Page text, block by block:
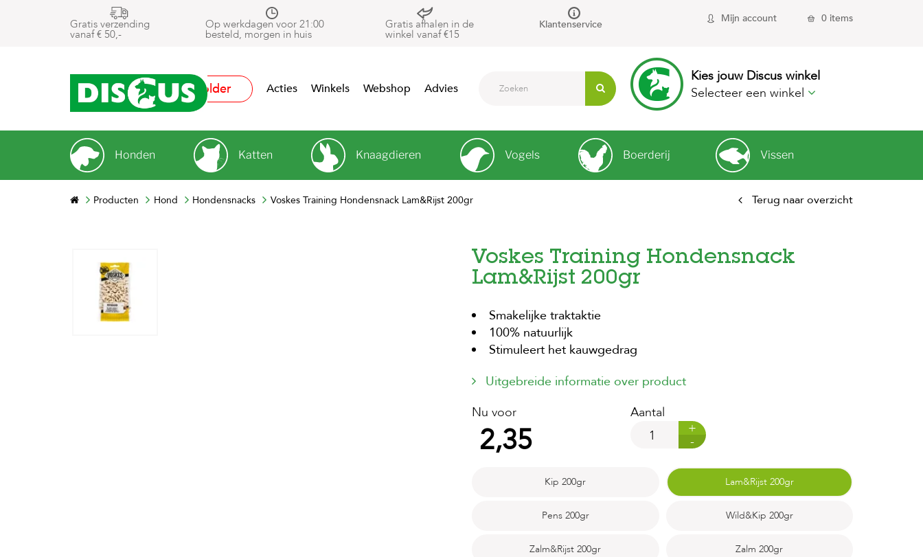
Gratis verzending
vanaf € 50,-
Op werkdagen voor 21:00
besteld, morgen in huis
Gratis afhalen in de
winkel vanaf €15
Klantenservice
Mijn account 0 items
Folder Acties Winkels Webshop Advies
Kies jouw Discus winkel
Selecteer een winkel
Honden Katten Knaagdieren Vogels Boerderij Vissen
Producten Hond Hondensnacks Voskes Training Hondensnack Lam&Rijst 200gr Terug naar overzicht
Voskes Training Hondensnack
Lam&Rijst 200gr
Smakelijke traktaktie
100% natuurlijk
Stimuleert het kauwgedrag
Uitgebreide informatie over product
Nu voor
2,35
Aantal
+
-
Kip 200gr Lam&Rijst 200gr
Pens 200gr Wild&Kip 200gr
Zalm&Rijst 200gr Zalm 200gr